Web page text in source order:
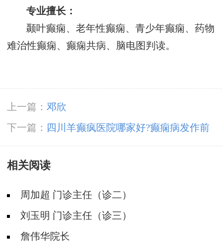
专业擅长：
颞叶癫痫、老年性癫痫、青少年癫痫、药物
难治性癫痫、癫痫共病、脑电图判读。
上一篇： 邓欣
下一篇：
四川羊癫疯医院哪家好?癫痫病发作前
会有什么征兆?
相关阅读
周加超 门诊主任（诊二）
刘玉明 门诊主任（诊三）
詹伟华院长